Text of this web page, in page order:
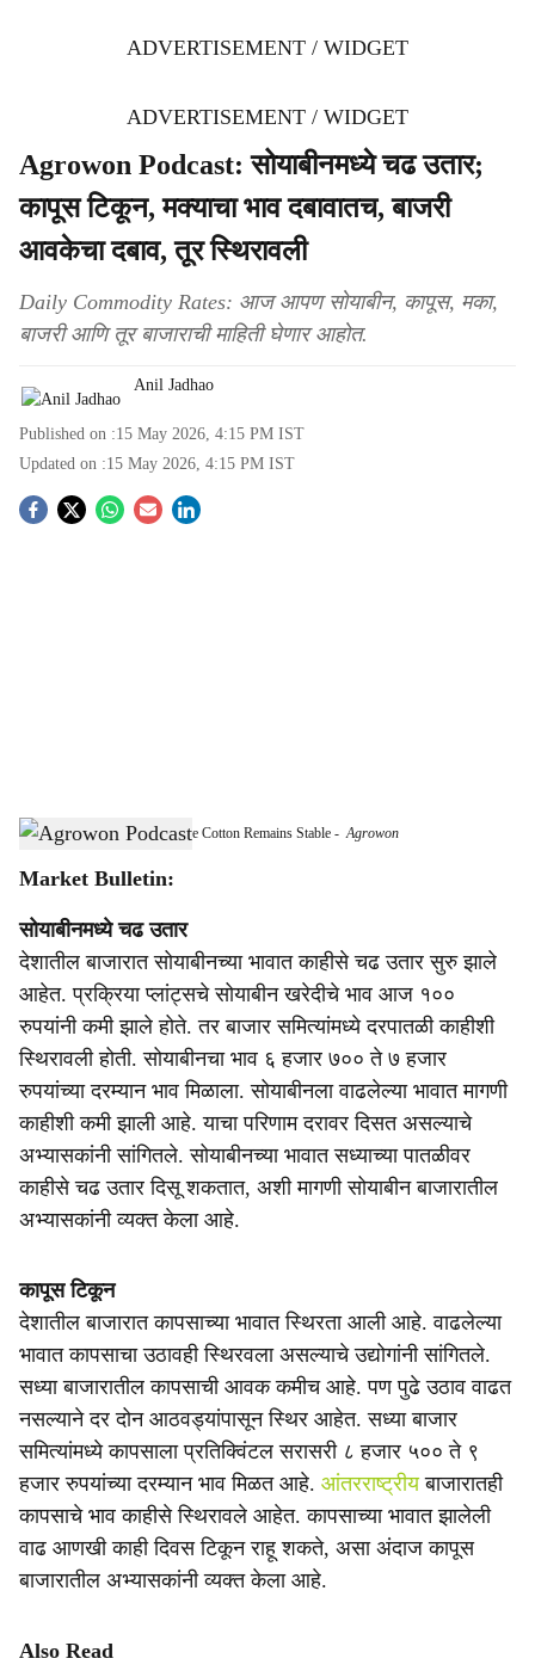
ADVERTISEMENT / WIDGET
ADVERTISEMENT / WIDGET
Agrowon Podcast: सोयाबीनमध्ये चढ उतार;
कापूस टिकून, मक्याचा भाव दबावातच, बाजरी
आवकेचा दबाव, तूर स्थिरावली
Daily Commodity Rates: आज आपण सोयाबीन, कापूस, मका,
बाजरी आणि तूर बाजाराची माहिती घेणार आहोत.
Anil Jadhao
Published on :15 May 2026, 4:15 PM IST
Updated on :15 May 2026, 4:15 PM IST
S
r
e
Soybean Prices Fluctuate While Cotton Remains Stable -Agrowon
Market Bulletin:
सोयाबीनमध्ये चढ उतार
देशातील बाजारात सोयाबीनच्या भावात काहीसे चढ उतार सुरु झाले
आहेत. प्रक्रिया प्लांट्सचे सोयाबीन खरेदीचे भाव आज १००
रुपयांनी कमी झाले होते. तर बाजार समित्यांमध्ये दरपातळी काहीशी
स्थिरावली होती. सोयाबीनचा भाव ६ हजार ७०० ते ७ हजार
रुपयांच्या दरम्यान भाव मिळाला. सोयाबीनला वाढलेल्या भावात मागणी
काहीशी कमी झाली आहे. याचा परिणाम दरावर दिसत असल्याचे
अभ्यासकांनी सांगितले. सोयाबीनच्या भावात सध्याच्या पातळीवर
काहीसे चढ उतार दिसू शकतात, अशी मागणी सोयाबीन बाजारातील
अभ्यासकांनी व्यक्त केला आहे.
कापूस टिकून
देशातील बाजारात कापसाच्या भावात स्थिरता आली आहे. वाढलेल्या
भावात कापसाचा उठावही स्थिरवला असल्याचे उद्योगांनी सांगितले.
सध्या बाजारातील कापसाची आवक कमीच आहे. पण पुढे उठाव वाढत
नसल्याने दर दोन आठवड्यांपासून स्थिर आहेत. सध्या बाजार
समित्यांमध्ये कापसाला प्रतिक्विंटल सरासरी ८ हजार ५०० ते ९
हजार रुपयांच्या दरम्यान भाव मिळत आहे. आंतरराष्ट्रीयबाजारातही
कापसाचे भाव काहीसे स्थिरावले आहेत. कापसाच्या भावात झालेली
वाढ आणखी काही दिवस टिकून राहू शकते, असा अंदाज कापूस
बाजारातील अभ्यासकांनी व्यक्त केला आहे.
Also Read